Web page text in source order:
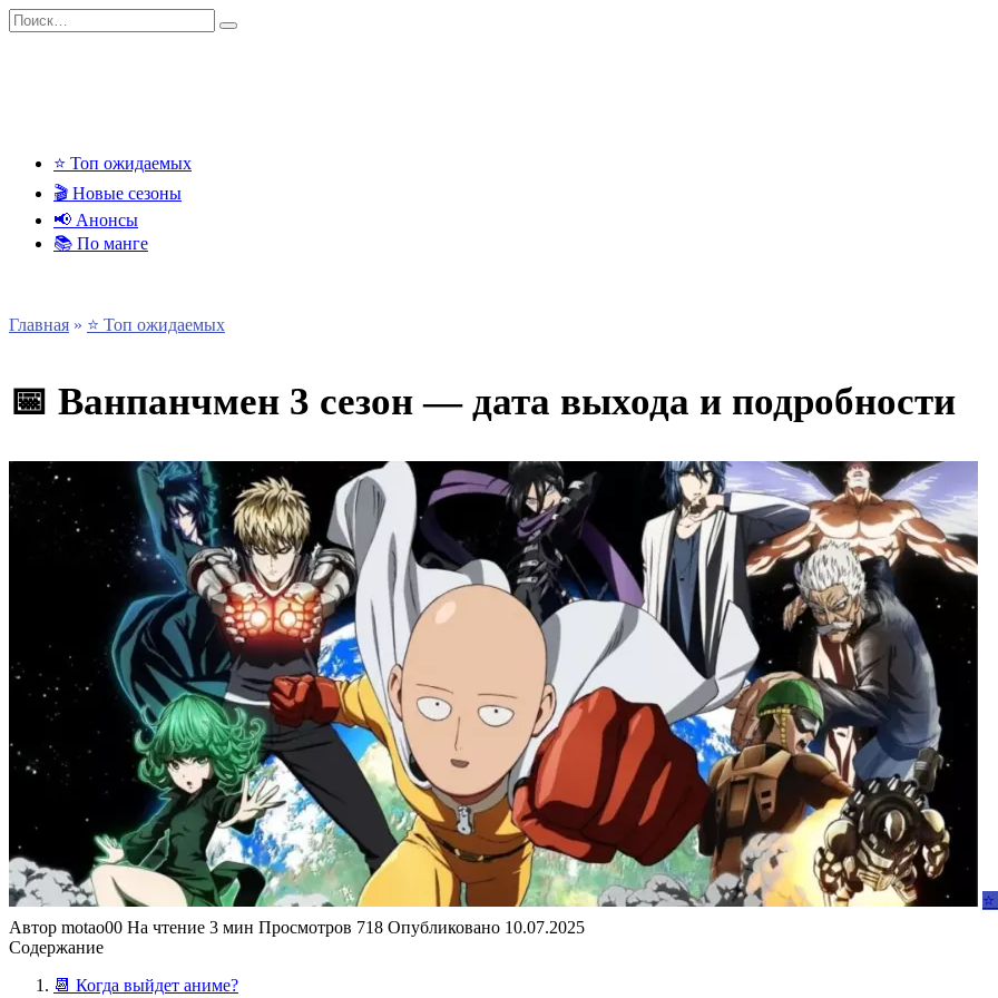
Перейти
к
Search
for:
⭐ Топ ожидаемых
🎬 Новые сезоны
📢 Анонсы
📚 По манге
Главная » ⭐ Топ ожидаемых
📅 Ванпанчмен 3 сезон — дата выхода и подробности
Автор motao00 На чтение 3 мин Просмотров 718 Опубликовано 10.07.2025
Содержание
📆 Когда выйдет аниме?